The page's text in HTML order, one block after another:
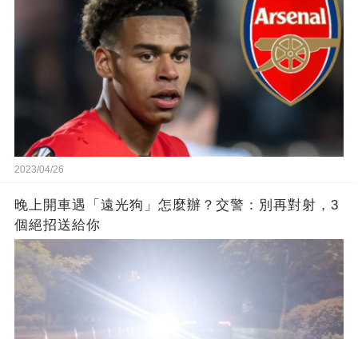
2023/04/26
晚上開車遇「遠光狗」怎麼辦？交警：別再對射，3
個絕招送給你